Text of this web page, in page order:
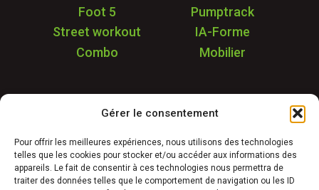
Gérer le consentement
Pour offrir les meilleures expériences, nous utilisons des technologies
telles que les cookies pour stocker et/ou accéder aux informations des
appareils. Le fait de consentir à ces technologies nous permettra de
traiter des données telles que le comportement de navigation ou les ID
Foot 5
Pumptrack
Street workout
IA-Forme
Combo
Mobilier
Garantie & SAV
Déstockage
Réalisations
FAQ